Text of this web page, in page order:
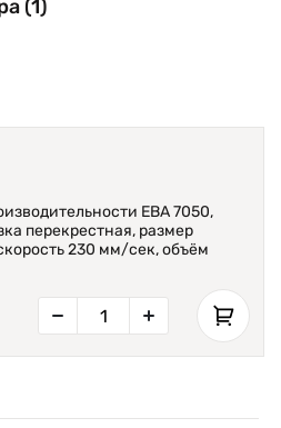
бумаги многоразовый
(1)
EBA 7050,
перекрестная, размер
230 мм/сек, объём